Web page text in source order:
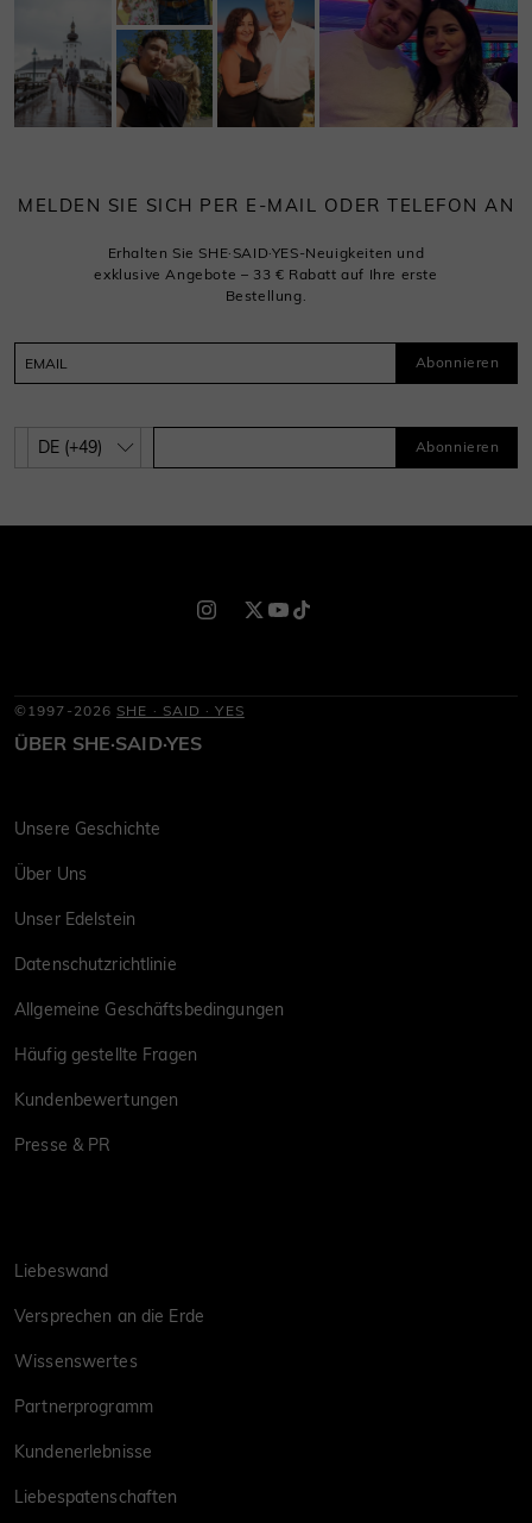
MELDEN SIE SICH PER E-MAIL ODER TELEFON AN
Erhalten Sie SHE·SAID·YES-Neuigkeiten und
exklusive Angebote – 33 € Rabatt auf Ihre erste
Bestellung.
Abonnieren
Abonnieren
©1997-2026 SHE · SAID · YES
ÜBER SHE·SAID·YES
Unsere Geschichte
Über Uns
Unser Edelstein
Datenschutzrichtlinie
Allgemeine Geschäftsbedingungen
Häufig gestellte Fragen
Kundenbewertungen
Presse & PR
Liebeswand
Versprechen an die Erde
Wissenswertes
Partnerprogramm
Kundenerlebnisse
Liebespatenschaften